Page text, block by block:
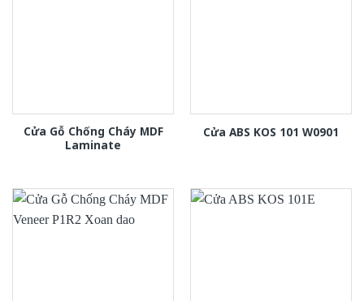
Cửa Gỗ Chống Cháy MDF
Laminate
Cửa ABS KOS 101 W0901